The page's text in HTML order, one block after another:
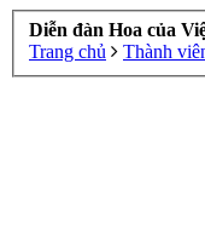
Diễn đàn Hoa của
Trang chủ
Thành